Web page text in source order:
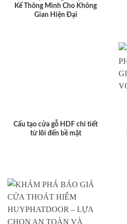
Kế Thông Minh Cho Không
Gian Hiện Đại
Cấu tạo cửa gỗ HDF chi tiết
từ lõi đến bề mặt